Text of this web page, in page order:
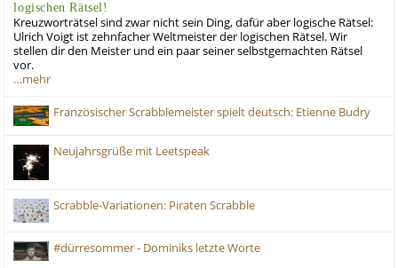
logischen Rätsel!
Kreuzworträtsel sind zwar nicht sein Ding, dafür aber logische Rätsel:
Ulrich Voigt ist zehnfacher Weltmeister der logischen Rätsel. Wir
stellen dir den Meister und ein paar seiner selbstgemachten Rätsel
vor.
…mehr
Französischer Scrabblemeister spielt deutsch: Etienne Budry
Neujahrsgrüße mit Leetspeak
Scrabble-Variationen: Piraten Scrabble
#dürresommer - Dominiks letzte Worte